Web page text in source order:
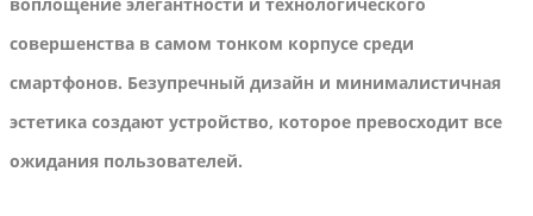
совершенства в самом тонком корпусе среди
смартфонов. Безупречный дизайн и минималистичная
эстетика создают устройство, которое превосходит все
ожидания пользователей.